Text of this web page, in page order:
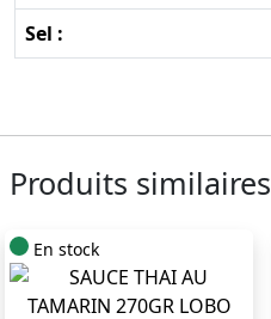
Sel :
Produits similaires
En stock